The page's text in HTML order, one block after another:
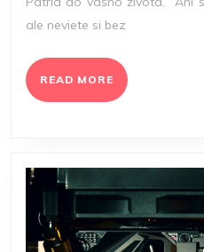
ale neviete si bez
READ MORE READ
MORE